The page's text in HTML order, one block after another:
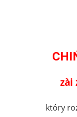
zài
który